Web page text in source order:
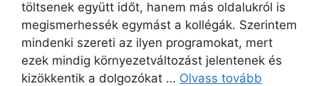
töltsenek együtt időt, hanem más oldalukról is
megismerhessék egymást a kollégák. Szerintem
mindenki szereti az ilyen programokat, mert
ezek mindig környezetváltozást jelentenek és
kizökkentik a dolgozókat … Olvass tovább